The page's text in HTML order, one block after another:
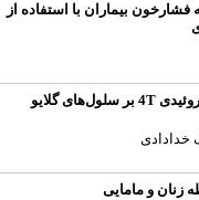
بیماران با استفاده از
بررسی اثرات سیتوتوکسیک هورمون تیروئیدی 4T بر سلول‌های گلایو
و مامایی